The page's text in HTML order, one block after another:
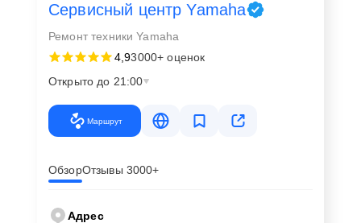
Сервисный центр Yamaha
Ремонт техники Yamaha
4,93000+ оценок
Открыто до 21:00
Маршрут
ОбзорОтзывы 3000+
Адрес